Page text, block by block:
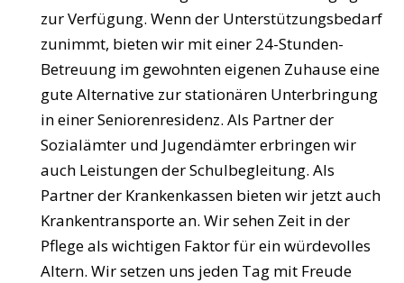
zur Verfügung. Wenn der Unterstützungsbedarf
zunimmt, bieten wir mit einer 24-Stunden-
Betreuung im gewohnten eigenen Zuhause eine
gute Alternative zur stationären Unterbringung
in einer Seniorenresidenz. Als Partner der
Sozialämter und Jugendämter erbringen wir
auch Leistungen der Schulbegleitung. Als
Partner der Krankenkassen bieten wir jetzt auch
Krankentransporte an. Wir sehen Zeit in der
Pflege als wichtigen Faktor für ein würdevolles
Altern. Wir setzen uns jeden Tag mit Freude